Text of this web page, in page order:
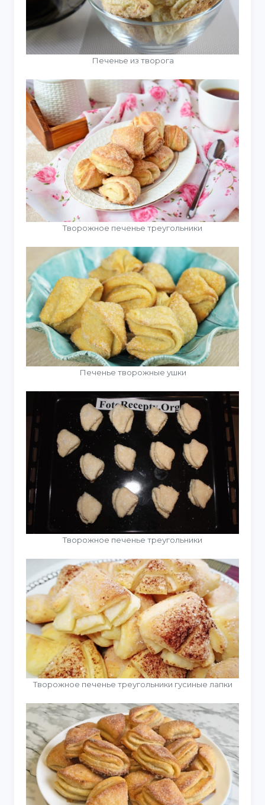
Печенье из творога
Творожное печенье треугольники
Печенье творожные ушки
Творожное печенье треугольники
Творожное печенье треугольники гусиные лапки